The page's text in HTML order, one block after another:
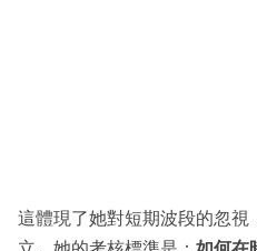
這體現了她對短期波段的忽視